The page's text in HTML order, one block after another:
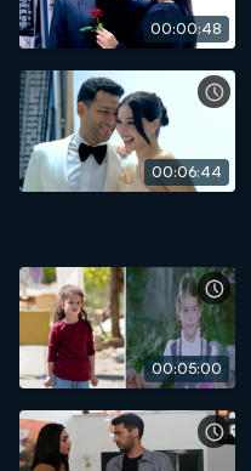
00:00:48
00:06:44
00:05:00